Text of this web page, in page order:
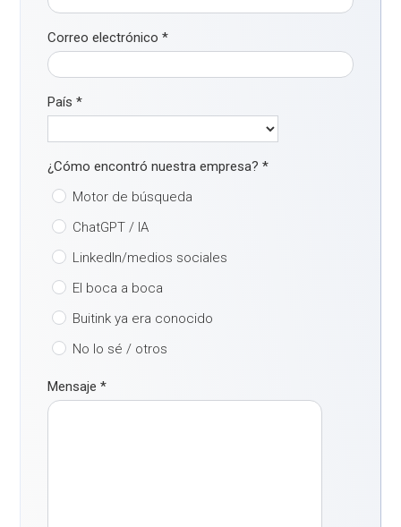
Correo electrónico*
País*
¿Cómo encontró nuestra empresa?*
Motor de búsqueda
ChatGPT / IA
LinkedIn/medios sociales
El boca a boca
Buitink ya era conocido
No lo sé / otros
Mensaje*